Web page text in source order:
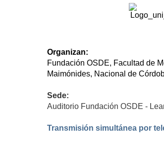
Organizan:
Fundación OSDE, Facultad de
Maimónides, Nacional de
Sede:
Auditorio Fundación OSDE -
Transmisión simultánea por